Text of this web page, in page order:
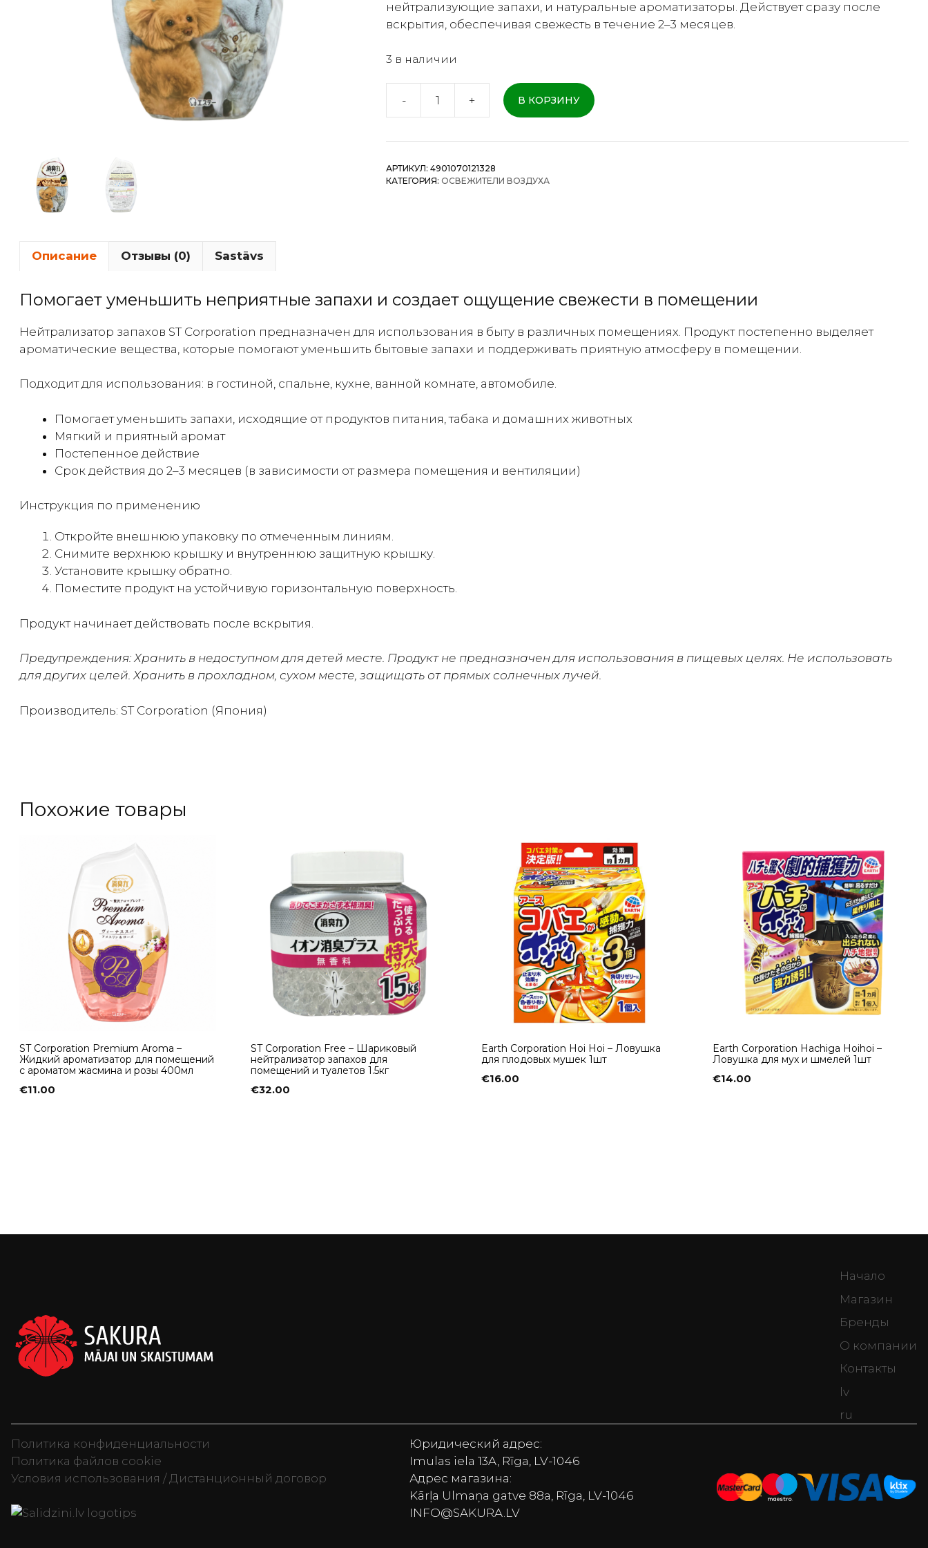
нейтрализующие запахи, и натуральные ароматизаторы. Действует сразу после
вскрытия, обеспечивая свежесть в течение 2–3 месяцев.
3 в наличии
-
Количество
ST
-
+ В КОРЗИНУ
АРТИКУЛ:4901070121328
КАТЕГОРИЯ:ОСВЕЖИТЕЛИ ВОЗДУХА
Описание Отзывы (0) Sastāvs
Помогает уменьшить неприятные запахи и создает ощущение свежести в помещении
Нейтрализатор запахов ST Corporation предназначен для использования в быту в различных помещениях. Продукт постепенно выделяет
ароматические вещества, которые помогают уменьшить бытовые запахи и поддерживать приятную атмосферу в помещении.
Подходит для использования: в гостиной, спальне, кухне, ванной комнате, автомобиле.
Помогает уменьшить запахи, исходящие от продуктов питания, табака и домашних животных
Мягкий и приятный аромат
Постепенное действие
Срок действия до 2–3 месяцев (в зависимости от размера помещения и вентиляции)
Инструкция по применению
Откройте внешнюю упаковку по отмеченным линиям.
Снимите верхнюю крышку и внутреннюю защитную крышку.
Установите крышку обратно.
Поместите продукт на устойчивую горизонтальную поверхность.
Продукт начинает действовать после вскрытия.
Предупреждения: Хранить в недоступном для детей месте. Продукт не предназначен для использования в пищевых целях. Не использовать
для других целей. Хранить в прохладном, сухом месте, защищать от прямых солнечных лучей.
Производитель: ST Corporation (Япония)
Похожие товары
ST Corporation Premium Aroma –
Жидкий ароматизатор для помещений
с ароматом жасмина и розы 400мл
€11.00
ST Corporation Free – Шариковый
нейтрализатор запахов для
помещений и туалетов 1.5кг
€32.00
Earth Corporation Hoi Hoi – Ловушка
для плодовых мушек 1шт
€16.00
Earth Corporation Hachiga Hoihoi –
Ловушка для мух и шмелей 1шт
€14.00
Начало
Магазин
Бренды
О компании
Контакты
lv
ru
Политика конфиденциальности
Политика файлов cookie
Условия использования / Дистанционный договор
Televizori, Sporta uzturs, Skuvekļi, Monitori, Lego, Bezvadu skaļruņi, Putekļu sūcēji
Юридический адрес:
Imulas iela 13A, Rīga, LV-1046
Адрес магазина:
Kārļa Ulmaņa gatve 88a, Rīga, LV-1046
INFO@SAKURA.LV